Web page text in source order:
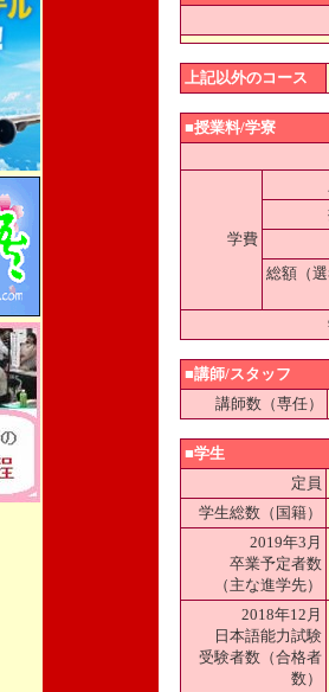
上記以外のコース
■授業料/学寮
学費
総額（
■講師/スタッフ
講師数（専任）
■学生
定員
学生総数（国籍）
2019年3月
卒業予定者数
（主な進学先）
2018年12月
日本語能力試験
受験者数（合格者
数）